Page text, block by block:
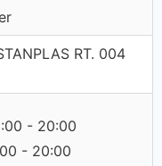
RT. 004
- 20:00
- 20:00